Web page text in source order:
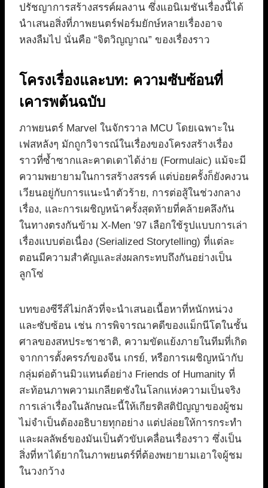
ปรัชญาการสร้างสรรค์ผลงาน ซึ่งแอนิเมชันเรื่องนี้ได้
นำเสนอสิ่งที่ภาพยนตร์ฟอร์มยักษ์หลายเรื่องอาจ
หลงลืมไป นั่นคือ “จิตวิญญาณ” ของเรื่องราว
โครงเรื่องและบท: ความซับซ้อนที่
เคารพต้นฉบับ
ภาพยนตร์ Marvel ในจักรวาล MCU โดยเฉพาะใน
เฟสหลังๆ มักถูกวิจารณ์ในเรื่องของโครงสร้างเรื่อง
ราวที่ซ้ำซากและคาดเดาได้ง่าย (Formulaic) แม้จะมี
ความพยายามในการสร้างสรรค์ แต่บ่อยครั้งก็ยังคงวน
เวียนอยู่กับการแนะนำตัวร้าย, การต่อสู้ในช่วงกลาง
เรื่อง, และการเผชิญหน้าครั้งสุดท้ายที่คล้ายคลึงกัน
ในทางตรงกันข้าม X-Men ’97 เลือกใช้รูปแบบการเล่า
เรื่องแบบต่อเนื่อง (Serialized Storytelling) ที่แต่ละ
ตอนมีความสำคัญและส่งผลกระทบถึงกันอย่างเป็น
ลูกโซ่
บทของซีรีส์ไม่กลัวที่จะนำเสนอเนื้อหาที่หนักหน่วง
และซับซ้อน เช่น การพิจารณาคดีของแม็กนีโตในชั้น
ศาลของสหประชาชาติ, ความขัดแย้งภายในทีมที่เกิด
จากการตั้งครรภ์ของจีน เกรย์, หรือการเผชิญหน้ากับ
กลุ่มต่อต้านมิวแทนต์อย่าง Friends of Humanity ที่
สะท้อนภาพความเกลียดชังในโลกแห่งความเป็นจริง
การเล่าเรื่องในลักษณะนี้ให้เกียรติสติปัญญาของผู้ชม
ไม่จำเป็นต้องอธิบายทุกอย่าง แต่ปล่อยให้การกระทำ
และผลลัพธ์ของมันเป็นตัวขับเคลื่อนเรื่องราว ซึ่งเป็น
สิ่งที่หาได้ยากในภาพยนตร์ที่ต้องพยายามเอาใจผู้ชม
ในวงกว้าง